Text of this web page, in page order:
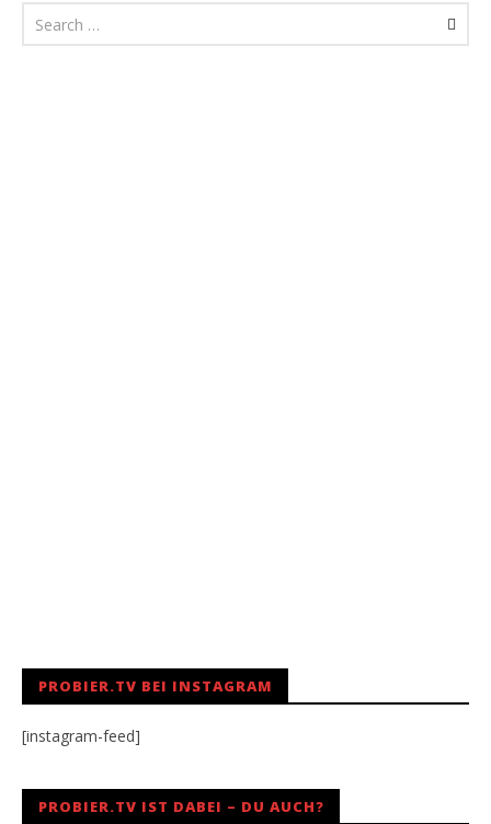
PROBIER.TV BEI INSTAGRAM
[instagram-feed]
PROBIER.TV IST DABEI – DU AUCH?